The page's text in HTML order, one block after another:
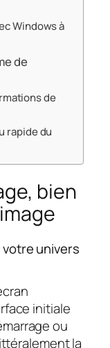
Windows à
de
de
rapide du
bien
votre univers
initiale
ou
la